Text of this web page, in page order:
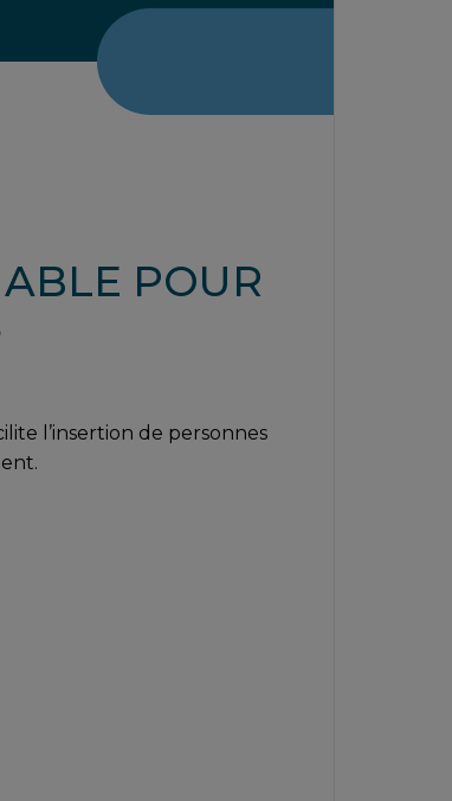
POUR
l’insertion de personnes